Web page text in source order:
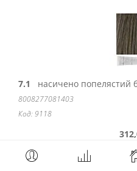
7.1 насичено попелястий
8008277081403
Код: 9118